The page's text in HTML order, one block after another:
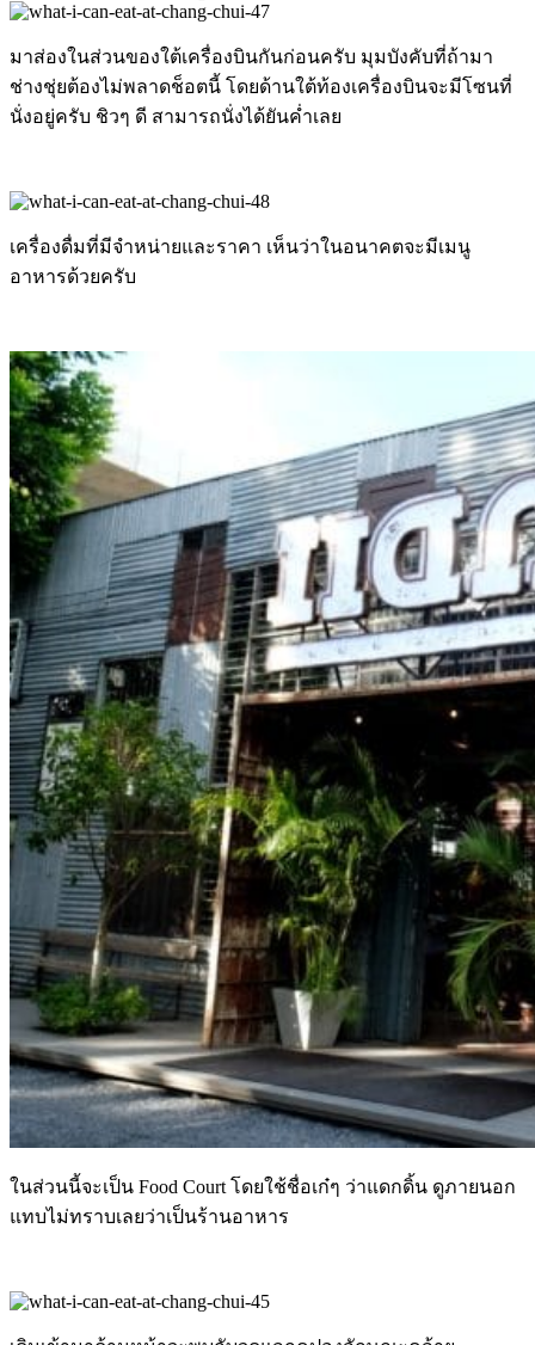
มาส่องในส่วนของใต้เครื่องบินกันก่อนครับ มุมบังคับที่ถ้ามา
ช่างชุ่ยต้องไม่พลาดช็อตนี้ โดยด้านใต้ท้องเครื่องบินจะมีโซนที่
นั่งอยู่ครับ ชิวๆ ดี สามารถนั่งได้ยันค่ำเลย
เครื่องดื่มที่มีจำหน่ายและราคา เห็นว่าในอนาคตจะมีเมนู
อาหารด้วยครับ
ในส่วนนี้จะเป็น Food Court โดยใช้ชื่อเก๋ๆ ว่าแดกดิ้น ดูภายนอก
แทบไม่ทราบเลยว่าเป็นร้านอาหาร